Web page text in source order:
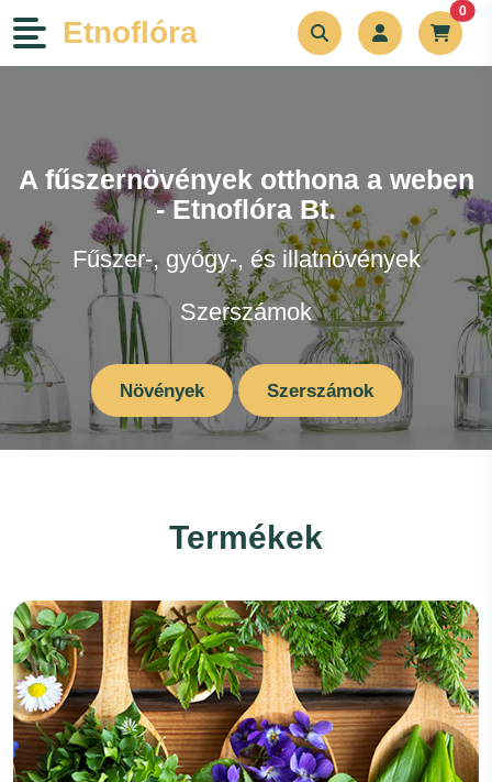
Etnoflóra
Szerszámok
Bemutatkozás
Kapcsolat
Blog
Rólunk írták
0
A fűszernövények otthona a weben
- Etnoflóra Bt.
Fűszer-, gyógy-, és illatnövények
Szerszámok
Növények Szerszámok
Termékek